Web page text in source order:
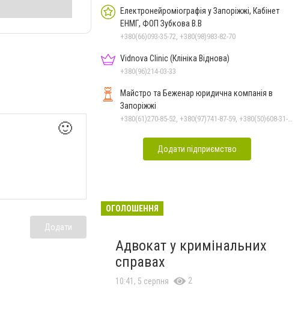
🙂
Додати
Електронейроміографія у Запоріжжі, Кабінет
ЕНМГ, ФОП Зубкова В.В
+380(66)093-35-72, +380(98)983-82-70
Vidnova Clinic (Клініка Віднова)
+380(96)214-03-33
Майстро та Беженар юридична компанія в
Запоріжжі
Додати підприємство
ОГОЛОШЕННЯ
Адвокат у кримінальних
справах
10:41, 5 серпня 2